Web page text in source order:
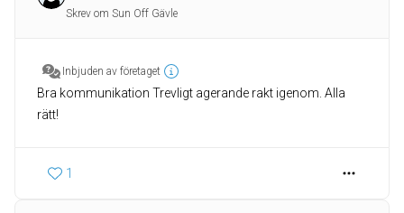
Skrev om Sun Off Gävle
Inbjuden av företaget
Bra kommunikation Trevligt agerande rakt igenom. Alla
rätt!
1